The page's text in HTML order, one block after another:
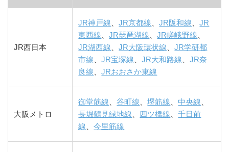
JR西日本
JR神戸線 、JR京都線 、JR阪和線 、JR
東西線 、JR琵琶湖線 、JR嵯峨野線
JR湖西線 、JR大阪環状線 、JR学研都
市線 、JR宝塚線 、JR大和路線 、JR奈
良線 、JRおおさか東線
大阪メトロ
御堂筋線 、谷町線 、堺筋線 、中央線
長堀鶴見緑地線
四ツ橋線 、千日前
線 、今里筋線